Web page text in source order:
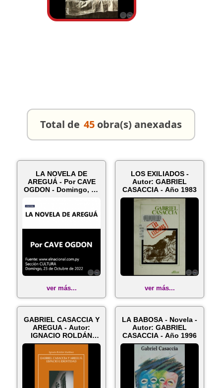
Total de 45 obra(s) anexadas
LA NOVELA DE
AREGUÁ - Por CAVE
OGDON - Domingo, 23
ver más...
LOS EXILIADOS -
Autor: GABRIEL
CASACCIA - Año 1983
ver más...
GABRIEL CASACCIA Y
AREGUA - Autor:
IGNACIO ROLDÁN
MARTÍNEZ - Año ...
LA BABOSA - Novela -
Autor: GABRIEL
CASACCIA - Año 1996